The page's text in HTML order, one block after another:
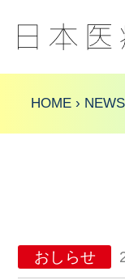
HOME
入試情報
学べること
アクセス
HOME NEWS
おしらせ